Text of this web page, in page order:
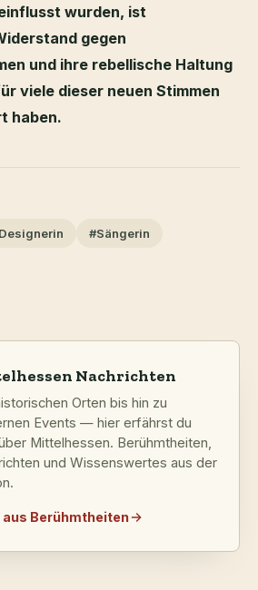
wurden, ist
gegen
und ihre rebellische Haltung
viele dieser neuen Stimmen
haben.
#Sängerin
Nachrichten
Orten bis hin zu
Events — hier erfährst du
Mittelhessen. Berühmtheiten,
und Wissenswertes aus der
aus Berühmtheiten